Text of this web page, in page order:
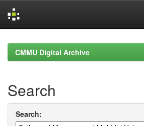
navigationCMMU Digital Archive
Search
Search: